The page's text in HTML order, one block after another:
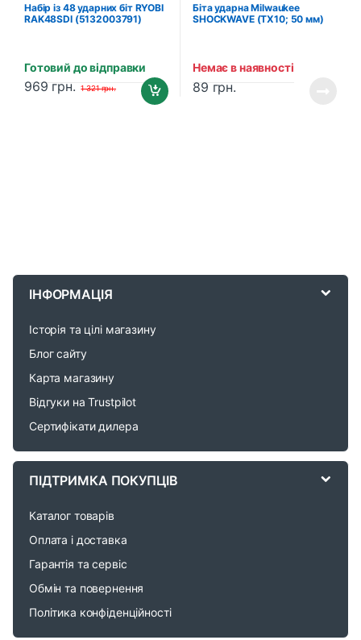
Набір із 48 ударних біт RYOBI
RAK48SDI (5132003791)
Готовий до відправки
969 грн. 1 321грн.
Біта ударна Milwaukee
SHOCKWAVE (TX10; 50 мм)
Немає в наявності
89 грн.
C
ІНФОРМАЦІЯ
Історія та цілі магазину
Блог сайту
Карта магазину
Відгуки на Trustpilot
Сертифікати дилера
ПІДТРИМКА ПОКУПЦІВ
Каталог товарів
Оплата і доставка
Гарантія та сервіс
Обмін та повернення
Політика конфіденційності